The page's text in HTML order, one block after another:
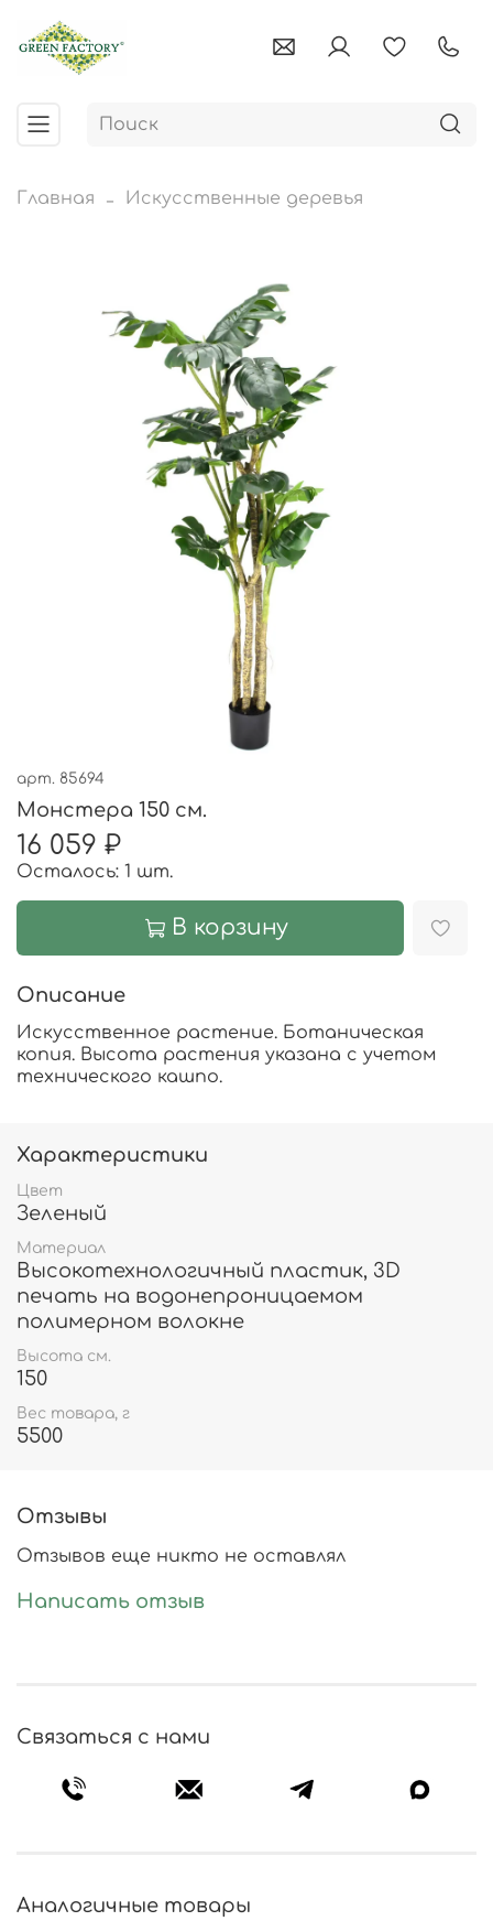
Главная Искусственные деревья
арт. 85694
Монстера 150 см.
16 059 ₽
Осталось: 1 шт.
В корзину
Описание
Искусственное растение. Ботаническая
копия. Высота растения указана с учетом
технического кашпо.
Характеристики
Цвет
Зеленый
Материал
Высокотехнологичный пластик, 3D
печать на водонепроницаемом
полимерном волокне
Высота см.
150
Вес товара, г
5500
Отзывы
Отзывов еще никто не оставлял
Написать отзыв
Связаться с нами
Аналогичные товары